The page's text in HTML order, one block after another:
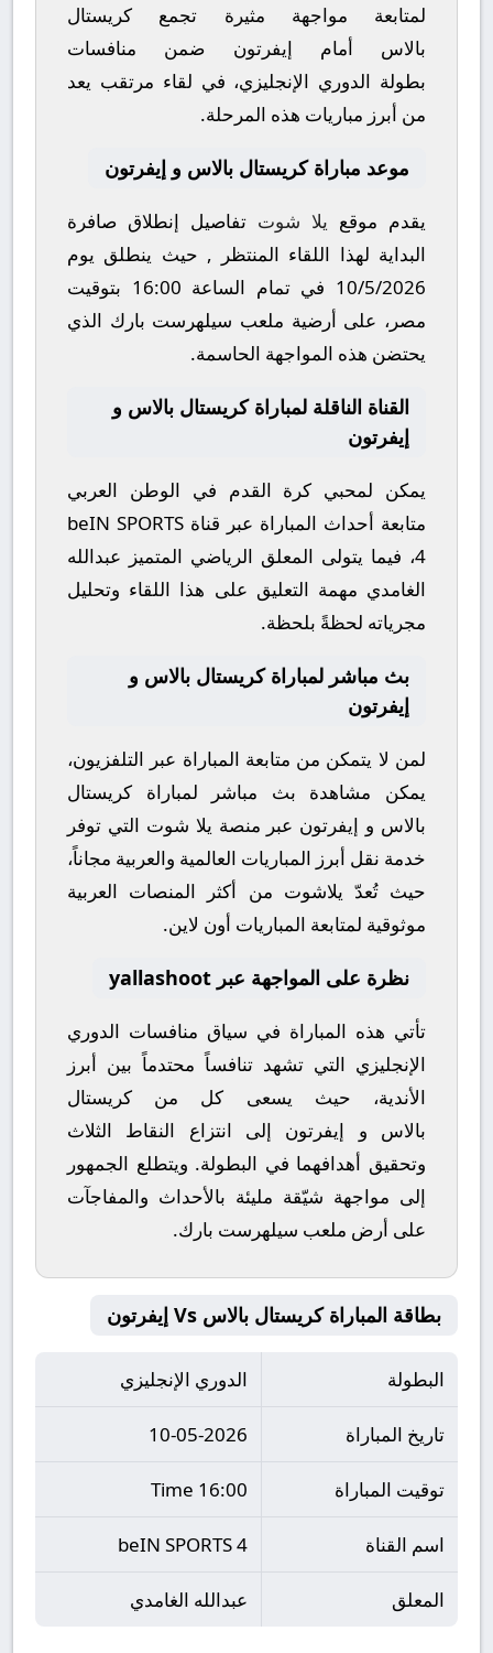
لمتابعة مواجهة مثيرة تجمع كريستال
بالاس أمام إيفرتون ضمن منافسات
بطولة الدوري الإنجليزي، في لقاء مرتقب يعد
من أبرز مباريات هذه المرحلة.
موعد مباراة كريستال بالاس و إيفرتون
يقدم موقع يلا شوت تفاصيل إنطلاق صافرة
البداية لهذا اللقاء المنتظر , حيث ينطلق يوم
10/5/2026 في تمام الساعة 16:00 بتوقيت
مصر، على أرضية ملعب سيلهرست بارك الذي
يحتضن هذه المواجهة الحاسمة.
القناة الناقلة لمباراة كريستال بالاس و
إيفرتون
يمكن لمحبي كرة القدم في الوطن العربي
متابعة أحداث المباراة عبر قناة beIN SPORTS
4، فيما يتولى المعلق الرياضي المتميز عبدالله
الغامدي مهمة التعليق على هذا اللقاء وتحليل
مجرياته لحظةً بلحظة.
بث مباشر لمباراة كريستال بالاس و
إيفرتون
لمن لا يتمكن من متابعة المباراة عبر التلفزيون،
يمكن مشاهدة بث مباشر لمباراة كريستال
بالاس و إيفرتون عبر منصة يلا شوت التي توفر
خدمة نقل أبرز المباريات العالمية والعربية مجاناً،
حيث تُعدّ يلاشوت من أكثر المنصات العربية
موثوقية لمتابعة المباريات أون لاين.
نظرة على المواجهة عبر yallashoot
تأتي هذه المباراة في سياق منافسات الدوري
الإنجليزي التي تشهد تنافساً محتدماً بين أبرز
الأندية، حيث يسعى كل من كريستال
بالاس و إيفرتون إلى انتزاع النقاط الثلاث
وتحقيق أهدافهما في البطولة. ويتطلع الجمهور
إلى مواجهة شيّقة مليئة بالأحداث والمفاجآت
على أرض ملعب سيلهرست بارك.
بطاقة المباراة كريستال بالاس Vs إيفرتون
البطولة الدوري الإنجليزي
تاريخ المباراة 10-05-2026
توقيت المباراة 16:00 Time
اسم القناة beIN SPORTS 4
المعلق عبدالله الغامدي